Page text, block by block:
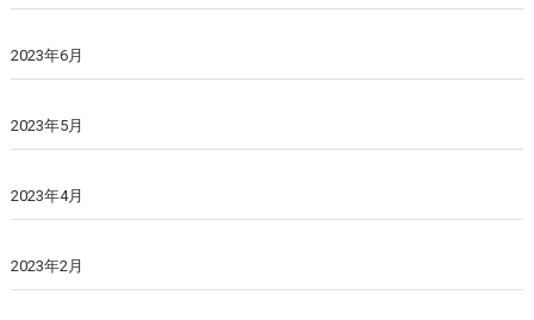
2023年6月
2023年5月
2023年4月
2023年2月